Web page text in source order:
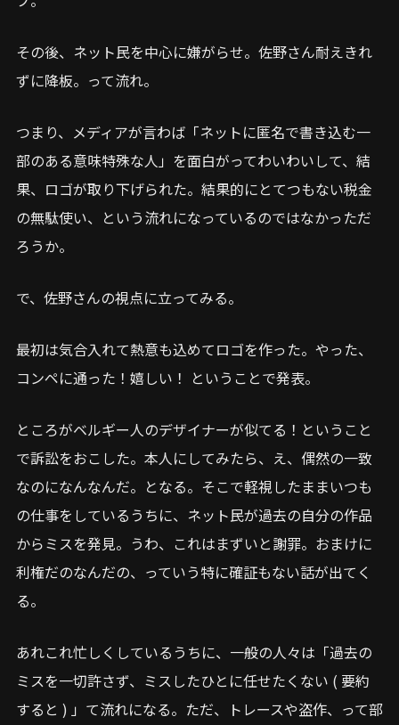
その後、ネット民を中心に嫌がらせ。佐野さん耐えきれ
ずに降板。って流れ。
つまり、メディアが言わば「ネットに匿名で書き込む一
部のある意味特殊な人」を面白がってわいわいして、結
果、ロゴが取り下げられた。結果的にとてつもない税金
の無駄使い、という流れになっているのではなかっただ
ろうか。
で、佐野さんの視点に立ってみる。
最初は気合入れて熱意も込めてロゴを作った。やった、
コンペに通った！嬉しい！ ということで発表。
ところがベルギー人のデザイナーが似てる！ということ
で訴訟をおこした。本人にしてみたら、え、偶然の一致
なのになんなんだ。となる。そこで軽視したままいつも
の仕事をしているうちに、ネット民が過去の自分の作品
からミスを発見。うわ、これはまずいと謝罪。おまけに
利権だのなんだの、っていう特に確証もない話が出てく
る。
あれこれ忙しくしているうちに、一般の人々は「過去の
ミスを一切許さず、ミスしたひとに任せたくない ( 要約
すると ) 」て流れになる。ただ、トレースや盗作、って部